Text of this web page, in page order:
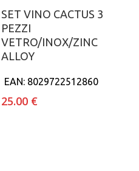
Aggiungi al carrello
SET VINO CACTUS 3
PEZZI
VETRO/INOX/ZINC
ALLOY
EAN: 8029722512860
25.00 €